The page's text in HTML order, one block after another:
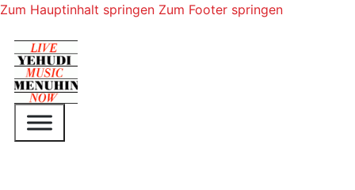
Zum Hauptinhalt springen Zum Footer springen